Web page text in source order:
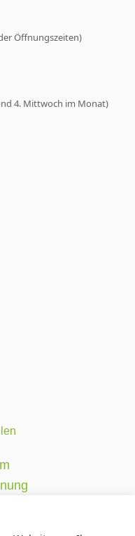
Öffnungszeiten)
4. Mittwoch im Monat)